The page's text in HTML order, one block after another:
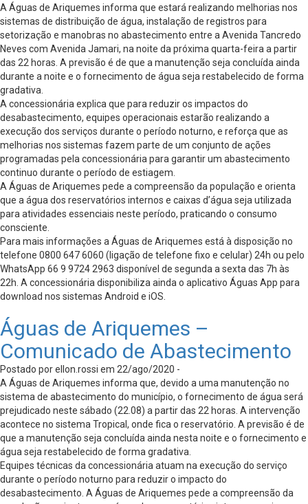
A Águas de Ariquemes informa que estará realizando melhorias nos
sistemas de distribuição de água, instalação de registros para
setorização e manobras no abastecimento entre a Avenida Tancredo
Neves com Avenida Jamari, na noite da próxima quarta-feira a partir
das 22 horas. A previsão é de que a manutenção seja concluída ainda
durante a noite e o fornecimento de água seja restabelecido de forma
gradativa.
A concessionária explica que para reduzir os impactos do
desabastecimento, equipes operacionais estarão realizando a
execução dos serviços durante o período noturno, e reforça que as
melhorias nos sistemas fazem parte de um conjunto de ações
programadas pela concessionária para garantir um abastecimento
continuo durante o período de estiagem.
A Águas de Ariquemes pede a compreensão da população e orienta
que a água dos reservatórios internos e caixas d’água seja utilizada
para atividades essenciais neste período, praticando o consumo
consciente.
Para mais informações a Águas de Ariquemes está à disposição no
telefone 0800 647 6060 (ligação de telefone fixo e celular) 24h ou pelo
WhatsApp 66 9 9724 2963 disponível de segunda a sexta das 7h às
22h. A concessionária disponibiliza ainda o aplicativo Águas App para
download nos sistemas Android e iOS.
Águas de Ariquemes –
Comunicado de Abastecimento
Postado por ellon.rossi em 22/ago/2020 -
A Águas de Ariquemes informa que, devido a uma manutenção no
sistema de abastecimento do município, o fornecimento de água será
prejudicado neste sábado (22.08) a partir das 22 horas. A intervenção
acontece no sistema Tropical, onde fica o reservatório. A previsão é de
que a manutenção seja concluída ainda nesta noite e o fornecimento e
água seja restabelecido de forma gradativa.
Equipes técnicas da concessionária atuam na execução do serviço
durante o período noturno para reduzir o impacto do
desabastecimento. A Águas de Ariquemes pede a compreensão da